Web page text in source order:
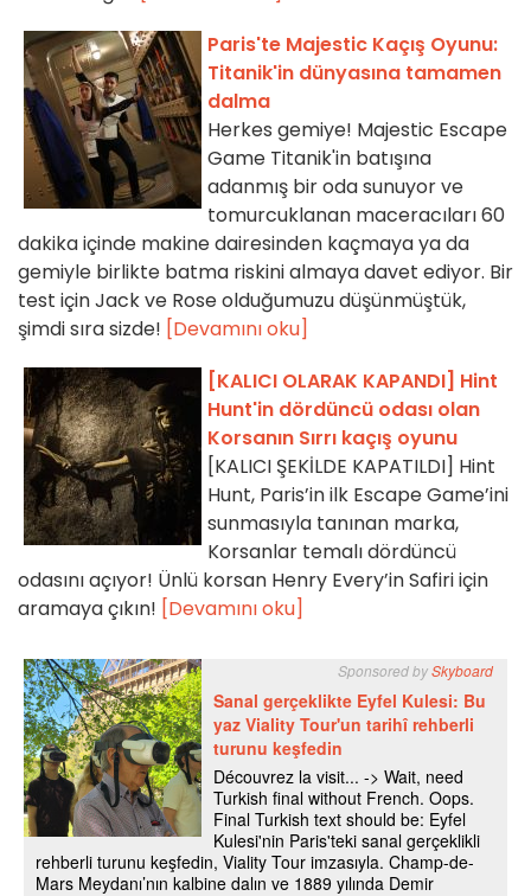
Paris'te Majestic Kaçış Oyunu:
Titanik'in dünyasına tamamen
dalma
Herkes gemiye! Majestic Escape
Game Titanik'in batışına
adanmış bir oda sunuyor ve
tomurcuklanan maceracıları 60
dakika içinde makine dairesinden kaçmaya ya da
gemiyle birlikte batma riskini almaya davet ediyor. Bir
test için Jack ve Rose olduğumuzu düşünmüştük,
şimdi sıra sizde! [Devamını oku]
[KALICI OLARAK KAPANDI] Hint
Hunt'in dördüncü odası olan
Korsanın Sırrı kaçış oyunu
[KALICI ŞEKİLDE KAPATILDI] Hint
Hunt, Paris’in ilk Escape Game’ini
sunmasıyla tanınan marka,
Korsanlar temalı dördüncü
odasını açıyor! Ünlü korsan Henry Every’in Safiri için
aramaya çıkın! [Devamını oku]